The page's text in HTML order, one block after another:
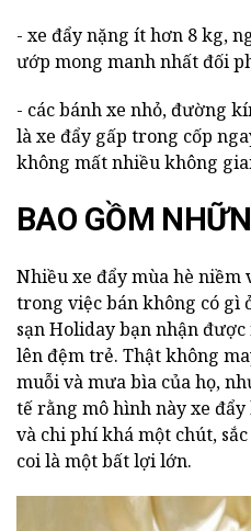
- xe đẩy nặng ít hơn 8 kg,
ướp mong manh nhất đối
- các bánh xe nhỏ, đường
là xe đẩy gấp trong cốp
không mất nhiều không
BAO GỒM
Nhiều xe đẩy mùa hè niềm
trong việc bán không có gì
sạn Holiday bạn nhận
lên đệm trẻ. Thật không
muỗi và mưa bìa của họ,
tế rằng mô hình này xe
và chi phí khá một chút,
coi là một bất lợi lớn.